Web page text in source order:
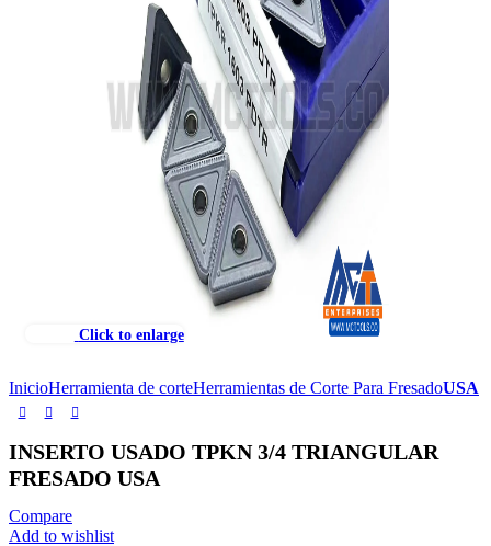
Click to enlarge
InicioHerramienta de corteHerramientas de Corte Para FresadoUSA
INSERTO USADO TPKN 3/4 TRIANGULAR
FRESADO USA
Compare
Add to wishlist